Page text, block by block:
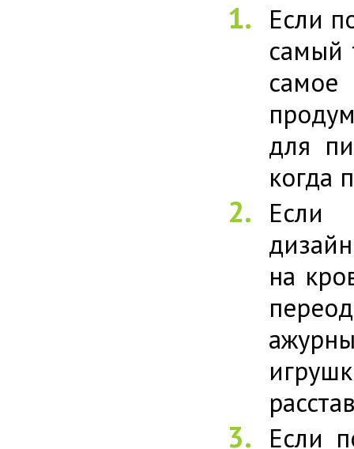
Если
самый
самое
для
когда
Если
на
Если